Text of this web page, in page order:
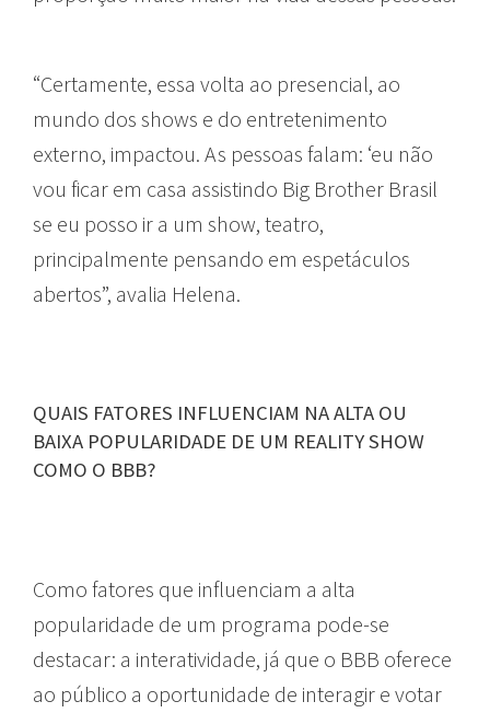
“Certamente, essa volta ao presencial, ao
mundo dos shows e do entretenimento
externo, impactou. As pessoas falam: ‘eu não
vou ficar em casa assistindo Big Brother Brasil
se eu posso ir a um show, teatro,
principalmente pensando em espetáculos
abertos”, avalia Helena.
QUAIS FATORES INFLUENCIAM NA ALTA OU
BAIXA POPULARIDADE DE UM REALITY SHOW
COMO O BBB?
Como fatores que influenciam a alta
popularidade de um programa pode-se
destacar: a interatividade, já que o BBB oferece
ao público a oportunidade de interagir e votar